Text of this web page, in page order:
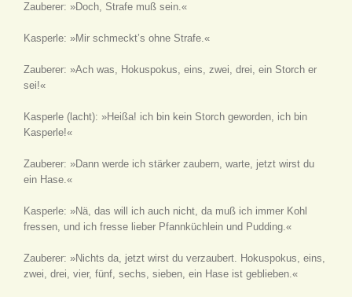
Zauberer: »Doch, Strafe muß sein.«
Kasperle: »Mir schmeckt’s ohne Strafe.«
Zauberer: »Ach was, Hokuspokus, eins, zwei, drei, ein Storch er
sei!«
Kasperle (lacht): »Heißa! ich bin kein Storch geworden, ich bin
Kasperle!«
Zauberer: »Dann werde ich stärker zaubern, warte, jetzt wirst du
ein Hase.«
Kasperle: »Nä, das will ich auch nicht, da muß ich immer Kohl
fressen, und ich fresse lieber Pfannküchlein und Pudding.«
Zauberer: »Nichts da, jetzt wirst du verzaubert. Hokuspokus, eins,
zwei, drei, vier, fünf, sechs, sieben, ein Hase ist geblieben.«